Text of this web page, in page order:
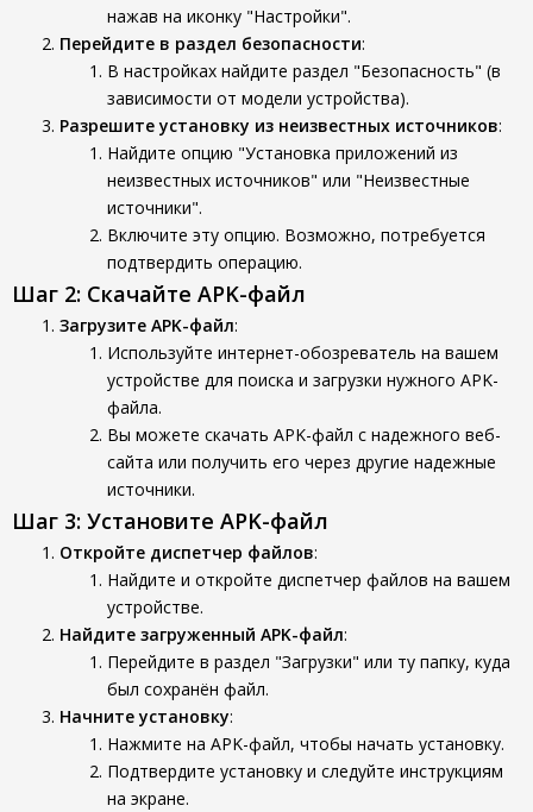
нажав на иконку "Настройки".
Перейдите в раздел безопасности:
В настройках найдите раздел "Безопасность" (в
зависимости от модели устройства).
Разрешите установку из неизвестных источников:
Найдите опцию "Установка приложений из
неизвестных источников" или "Неизвестные
источники".
Включите эту опцию. Возможно, потребуется
подтвердить операцию.
Шаг 2: Скачайте APK-файл
Загрузите APK-файл:
Используйте интернет-обозреватель на вашем
устройстве для поиска и загрузки нужного APK-
файла.
Вы можете скачать APK-файл с надежного веб-
сайта или получить его через другие надежные
источники.
Шаг 3: Установите APK-файл
Откройте диспетчер файлов:
Найдите и откройте диспетчер файлов на вашем
устройстве.
Найдите загруженный APK-файл:
Перейдите в раздел "Загрузки" или ту папку, куда
был сохранён файл.
Начните установку:
Нажмите на APK-файл, чтобы начать установку.
Подтвердите установку и следуйте инструкциям
на экране.